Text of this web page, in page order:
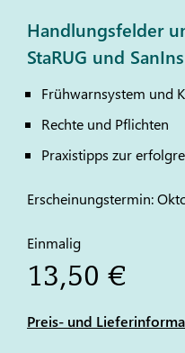
Handlungsfelder
StaRUG und
Frühwarnsystem und
Rechte und Pflichten
Praxistipps zur
Erscheinungstermin:
Einmalig
13,50 €
Preis- und